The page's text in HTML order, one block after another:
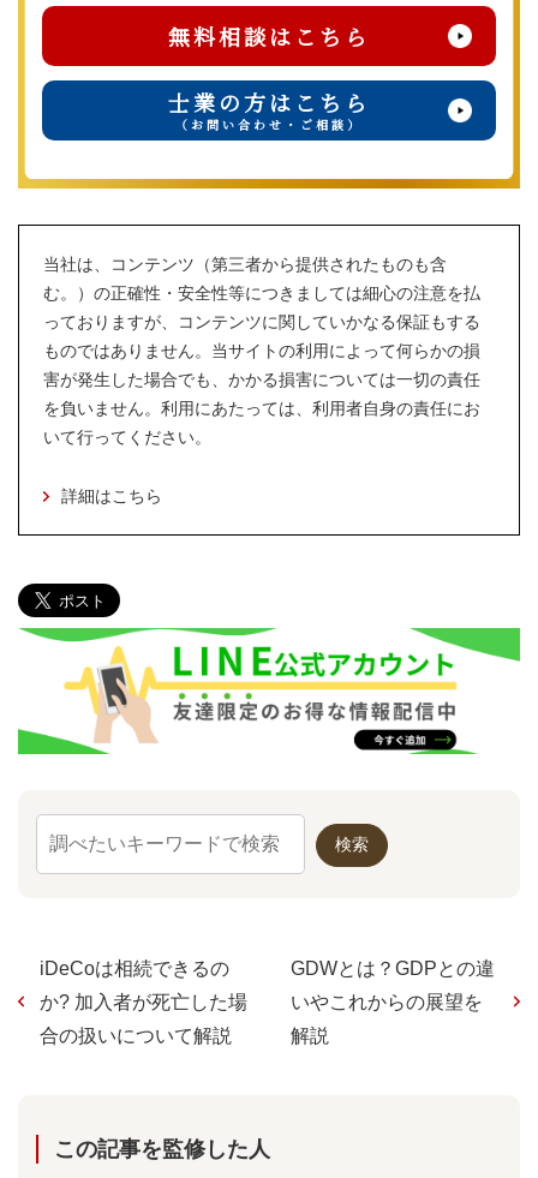
無料相談はこちら
士業の方はこちら
（お問い合わせ・ご相談）
当社は、コンテンツ（第三者から提供されたものも含
む。）の正確性・安全性等につきましては細心の注意を払
っておりますが、コンテンツに関していかなる保証もする
ものではありません。当サイトの利用によって何らかの損
害が発生した場合でも、かかる損害については一切の責任
を負いません。利用にあたっては、利用者自身の責任にお
いて行ってください。
詳細はこちら
iDeCoは相続できるの
か? 加入者が死亡した場
合の扱いについて解説
GDWとは？GDPとの違
いやこれからの展望を
解説
この記事を監修した⼈